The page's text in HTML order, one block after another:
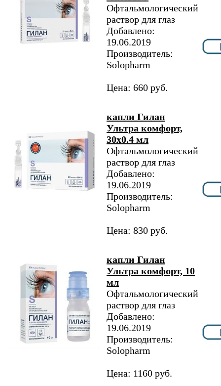
Офтальмологический
раствор для глаз
Добавлено:
19.06.2019
Производитель:
Solopharm
Цена: 660 руб.
капли Гилан
Ультра комфорт,
30х0.4 мл
Офтальмологический
раствор для глаз
Добавлено:
19.06.2019
Производитель:
Solopharm
Цена: 830 руб.
капли Гилан
Ультра комфорт, 10
мл
Офтальмологический
раствор для глаз
Добавлено:
19.06.2019
Производитель:
Solopharm
Цена: 1160 руб.